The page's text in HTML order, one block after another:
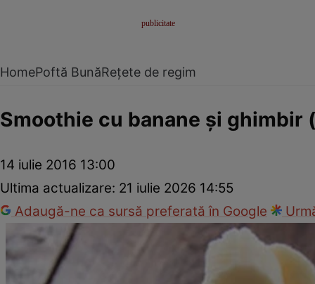
HomePoftă BunăRețete de regim
Smoothie cu banane şi ghimbir
14 iulie 2016 13:00
Ultima actualizare: 21 iulie 2026 14:55
Adaugă-ne ca sursă preferată în Google